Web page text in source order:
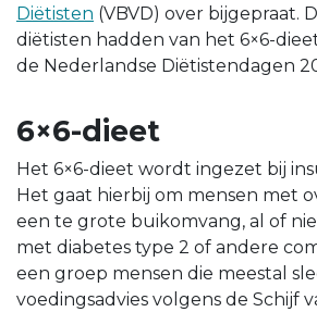
Diëtisten (VBVD) over bijgepraat.
diëtisten hadden van het 6×6-
de Nederlandse Diëtistendagen
6×6-dieet
Het 6×6-dieet wordt ingezet bij
Het gaat hierbij om mensen met
een te grote buikomvang, al of
met diabetes type 2 of andere
een groep mensen die meestal
voedingsadvies volgens de Schijf